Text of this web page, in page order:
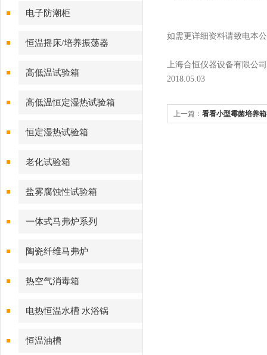
电子防潮柜
恒温摇床/培养振荡器
高低温试验箱
高低温恒定湿热试验箱
恒定湿热试验箱
老化试验箱
盐雾腐蚀性试验箱
一体式马弗炉系列
陶瓷纤维马弗炉
热空气消毒箱
电热恒温水槽 水浴锅
恒温油槽
如需更详细资料请致电本
上海合恒仪器设备有限公司
2018.05.03
上一篇： 看看小型霉菌培养